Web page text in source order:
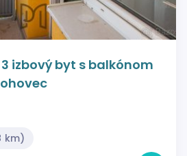
3 izbový byt s balkónom
km)